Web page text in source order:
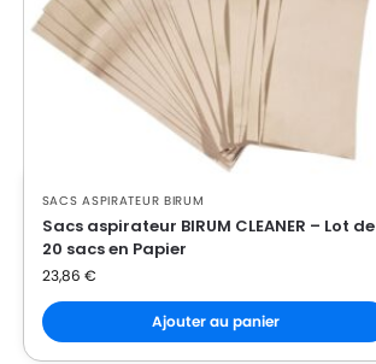
SACS ASPIRATEUR BIRUM
Sacs aspirateur BIRUM CLEANER – Lot de
20 sacs en Papier
23,86 €
Ajouter au panier